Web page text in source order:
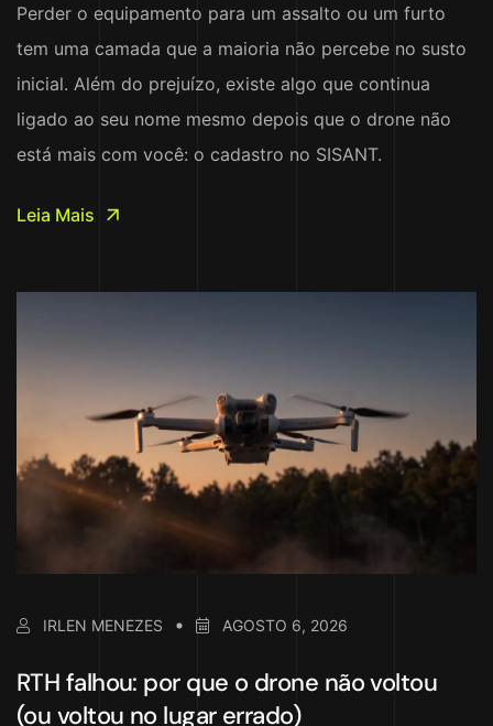
Perder o equipamento para um assalto ou um furto
tem uma camada que a maioria não percebe no susto
inicial. Além do prejuízo, existe algo que continua
ligado ao seu nome mesmo depois que o drone não
está mais com você: o cadastro no SISANT.
Leia Mais
IRLEN MENEZES AGOSTO 6, 2026
RTH falhou: por que o drone não voltou
(ou voltou no lugar errado)